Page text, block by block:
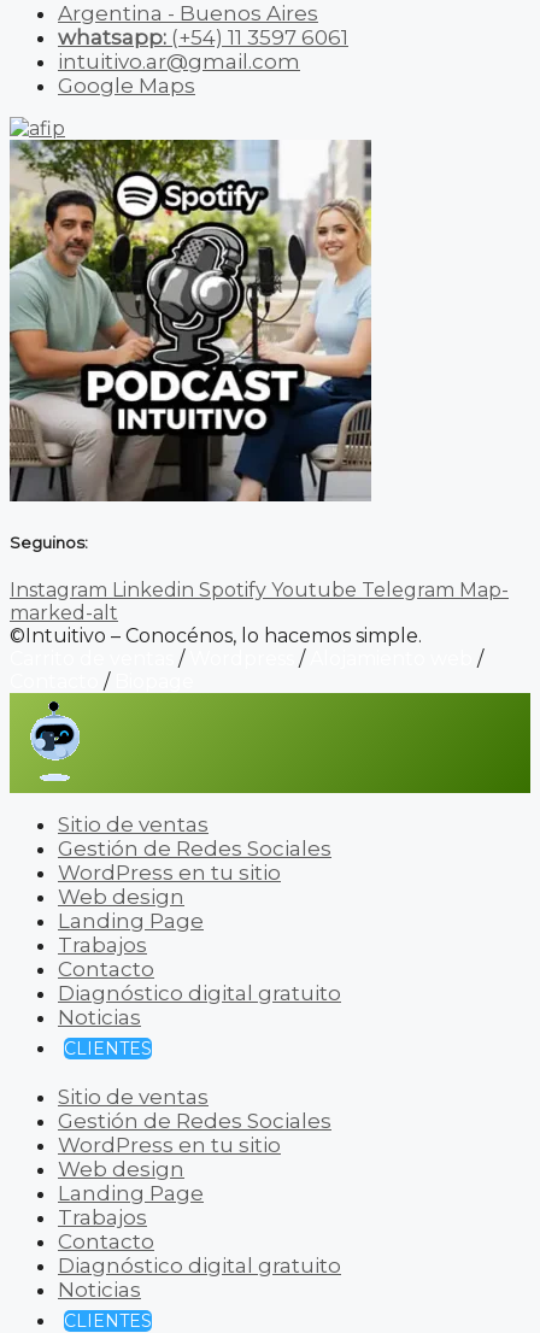
Argentina - Buenos Aires
whatsapp: (+54) 11 3597 6061
intuitivo.ar@gmail.com
Google Maps
Seguinos:
Instagram Linkedin Spotify Youtube Telegram Map-
marked-alt
©Intuitivo – Conocénos, lo hacemos simple.
/ /
/
/
Sitio de ventas
Gestión de Redes Sociales
WordPress en tu sitio
Web design
Landing Page
Trabajos
Contacto
Diagnóstico digital gratuito
Noticias
CLIENTES
Sitio de ventas
Gestión de Redes Sociales
WordPress en tu sitio
Web design
Landing Page
Trabajos
Contacto
Diagnóstico digital gratuito
Noticias
CLIENTES